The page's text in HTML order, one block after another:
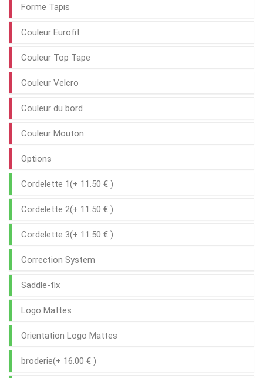
Forme Tapis
Couleur Eurofit
Couleur Top Tape
Couleur Velcro
Couleur du bord
Couleur Mouton
Options
Cordelette 1(+ 11.50 € )
Cordelette 2(+ 11.50 € )
Cordelette 3(+ 11.50 € )
Correction System
Saddle-fix
Logo Mattes
Orientation Logo Mattes
broderie(+ 16.00 € )